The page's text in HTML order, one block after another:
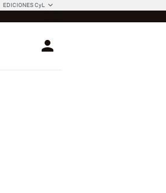
EDICIONES CyL
Login